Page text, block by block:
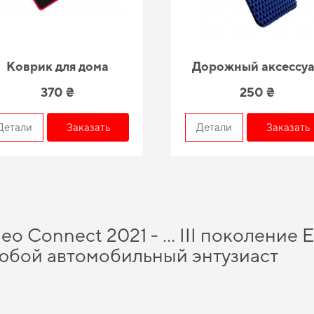
Коврик для дома
370 ₴
Заказать
Дорожный
250 ₴
Детали Заказать
Connect 2021 - … III поколение
автомобильный энтузиаст
авто помогают улучшать